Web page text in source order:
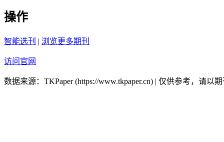
操作
智能选刊 | 浏览更多期刊
访问官网
数据来源：TKPaper (https://www.tkpaper.cn) | 仅供参考，请以